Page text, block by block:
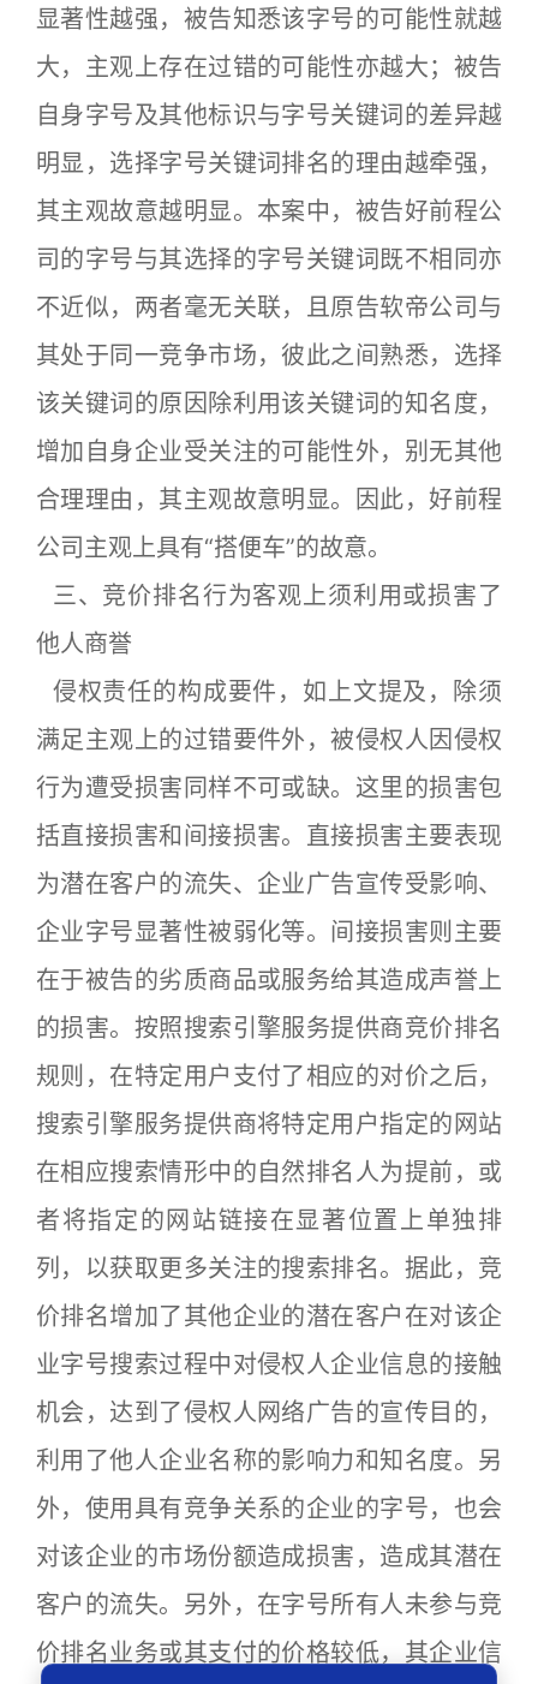
显著性越强，被告知悉该字号的可能性就越
大，主观上存在过错的可能性亦越大；被告
自身字号及其他标识与字号关键词的差异越
明显，选择字号关键词排名的理由越牵强，
其主观故意越明显。本案中，被告好前程公
司的字号与其选择的字号关键词既不相同亦
不近似，两者毫无关联，且原告软帝公司与
其处于同一竞争市场，彼此之间熟悉，选择
该关键词的原因除利用该关键词的知名度，
增加自身企业受关注的可能性外，别无其他
合理理由，其主观故意明显。因此，好前程
公司主观上具有“搭便车”的故意。
三、竞价排名行为客观上须利用或损害了
他人商誉
侵权责任的构成要件，如上文提及，除须
满足主观上的过错要件外，被侵权人因侵权
行为遭受损害同样不可或缺。这里的损害包
括直接损害和间接损害。直接损害主要表现
为潜在客户的流失、企业广告宣传受影响、
企业字号显著性被弱化等。间接损害则主要
在于被告的劣质商品或服务给其造成声誉上
的损害。按照搜索引擎服务提供商竞价排名
规则，在特定用户支付了相应的对价之后，
搜索引擎服务提供商将特定用户指定的网站
在相应搜索情形中的自然排名人为提前，或
者将指定的网站链接在显著位置上单独排
列，以获取更多关注的搜索排名。据此，竞
价排名增加了其他企业的潜在客户在对该企
业字号搜索过程中对侵权人企业信息的接触
机会，达到了侵权人网络广告的宣传目的，
利用了他人企业名称的影响力和知名度。另
外，使用具有竞争关系的企业的字号，也会
对该企业的市场份额造成损害，造成其潜在
客户的流失。另外，在字号所有人未参与竞
价排名业务或其支付的价格较低，其企业信